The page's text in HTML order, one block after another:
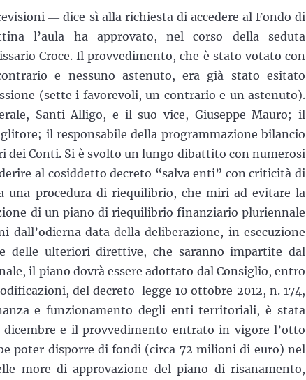
― dice sì alla richiesta di accedere al Fondo di
l’aula ha approvato, nel corso della seduta
Croce. Il provvedimento, che è stato votato con
e nessuno astenuto, era già stato esitato
(sette i favorevoli, un contrario e un astenuto).
Santi Alligo, e il suo vice, Giuseppe Mauro; il
il responsabile della programmazione bilancio
dei Conti. Si è svolto un lungo dibattito con numerosi
al cosiddetto decreto “salva enti” con criticità di
una procedura di riequilibrio, che miri ad evitare la
di un piano di riequilibrio finanziario pluriennale
data della deliberazione, in esecuzione
delle ulteriori direttive, che saranno impartite dal
il piano dovrà essere adottato dal Consiglio, entro
del decreto-legge 10 ottobre 2012, n. 174,
e funzionamento degli enti territoriali, è stata
e il provvedimento entrato in vigore l’otto
poter disporre di fondi (circa 72 milioni di euro) nel
more di approvazione del piano di risanamento,